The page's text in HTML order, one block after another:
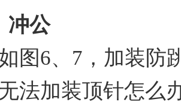
冲公
图6、7，加装防
法加装顶针怎么